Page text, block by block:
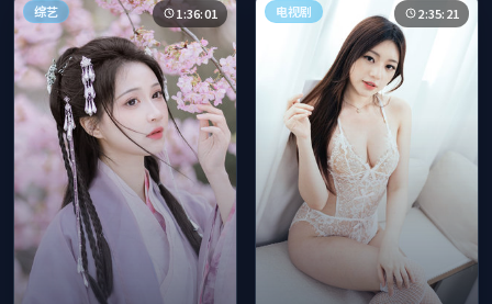
综艺 1:36:01 电视剧 2:35:21